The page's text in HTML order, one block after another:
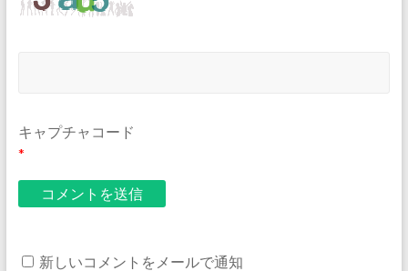
キャプチャコード
*
新しいコメントをメールで通知